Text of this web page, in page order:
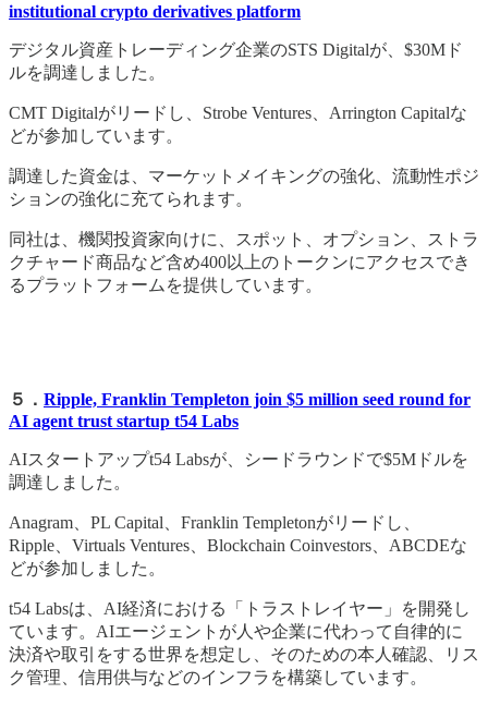
institutional crypto derivatives platform
デジタル資産トレーディング企業のSTS Digitalが、$30Mド
ルを調達しました。
CMT Digitalがリードし、Strobe Ventures、Arrington Capitalな
どが参加しています。
調達した資金は、マーケットメイキングの強化、流動性ポジ
ションの強化に充てられます。
同社は、機関投資家向けに、スポット、オプション、ストラ
クチャード商品など含め400以上のトークンにアクセスでき
るプラットフォームを提供しています。
５． Ripple, Franklin Templeton join $5 million seed round for
AI agent trust startup t54 Labs
AIスタートアップt54 Labsが、シードラウンドで$5Mドルを
調達しました。
Anagram、PL Capital、Franklin Templetonがリードし、
Ripple、Virtuals Ventures、Blockchain Coinvestors、ABCDEな
どが参加しました。
t54 Labsは、AI経済における「トラストレイヤー」を開発し
ています。AIエージェントが人や企業に代わって自律的に
決済や取引をする世界を想定し、そのための本人確認、リス
ク管理、信用供与などのインフラを構築しています。